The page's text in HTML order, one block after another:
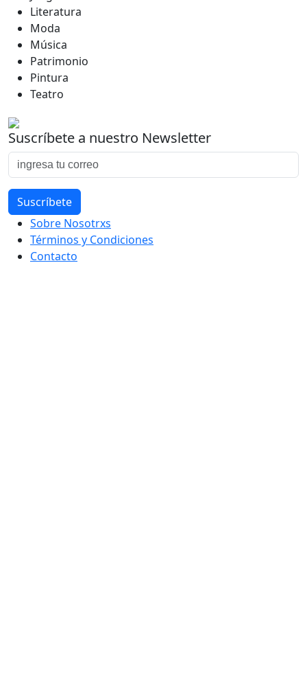
Literatura
Moda
Música
Patrimonio
Pintura
Teatro
Suscríbete a nuestro Newsletter
Sobre Nosotrxs
Términos y Condiciones
Contacto